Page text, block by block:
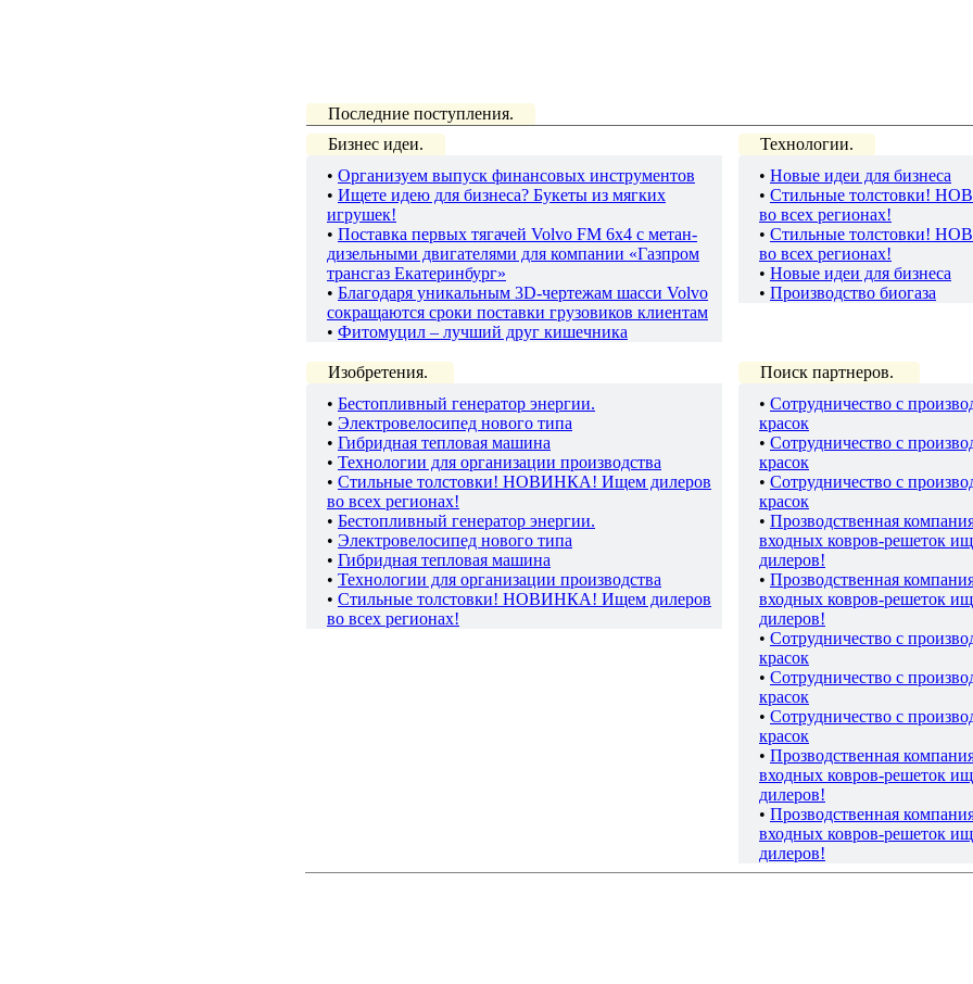
Последние поступления.
Бизнес идеи.
• Организуем выпуск финансовых инструментов
• Ищете идею для бизнеса? Букеты из мягких
игрушек!
• Поставка первых тягачей Volvo FM 6х4 с метан-
дизельными двигателями для компании «Газпром
трансгаз Екатеринбург»
• Благодаря уникальным 3D-чертежам шасси Volvo
сокращаются сроки поставки грузовиков клиентам
• Фитомуцил – лучший друг кишечника
Технологии.
• Новые идеи для бизнеса
• Стильные толстовки!
во всех регионах!
• Стильные толстовки!
во всех регионах!
• Новые идеи для бизнеса
• Производство биогаза
Изобретения.
• Бестопливный генератор энергии.
• Электровелосипед нового типа
• Гибридная тепловая машина
• Технологии для организации производства
• Стильные толстовки! НОВИНКА! Ищем дилеров
во всех регионах!
• Бестопливный генератор энергии.
• Электровелосипед нового типа
• Гибридная тепловая машина
• Технологии для организации производства
• Стильные толстовки! НОВИНКА! Ищем дилеров
во всех регионах!
Поиск партнеров.
• Сотрудничество с
красок
• Сотрудничество с
красок
• Сотрудничество с
красок
• Прозводственная
входных ковров-решеток
дилеров!
• Прозводственная
входных ковров-решеток
дилеров!
• Сотрудничество с
красок
• Сотрудничество с
красок
• Сотрудничество с
красок
• Прозводственная
входных ковров-решеток
дилеров!
• Прозводственная
входных ковров-решеток
дилеров!